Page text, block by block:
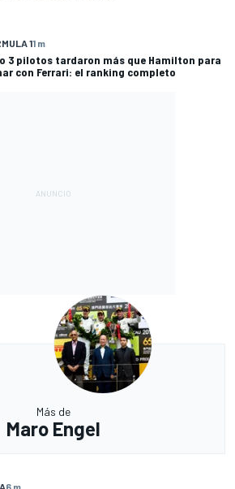
11 m
3 pilotos tardaron más que Hamilton para
con Ferrari: el ranking completo
Más de
Maro Engel
6 m